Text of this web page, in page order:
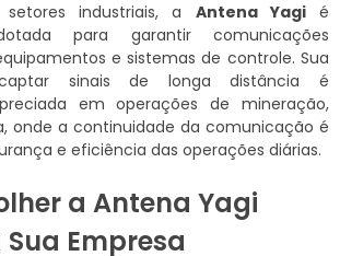
industriais, a Antena Yagié
para garantir comunicações
e sistemas de controle. Sua
sinais de longa distância é
em operações de mineração,
onde a continuidade da comunicação é
e eficiência das operações diárias.
a Antena Yagi
Empresa